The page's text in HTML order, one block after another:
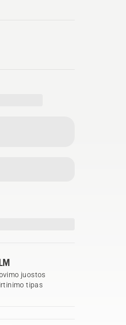
juostos
tipas